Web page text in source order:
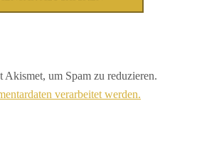
Akismet, um Spam zu reduzieren.
verarbeitet werden.